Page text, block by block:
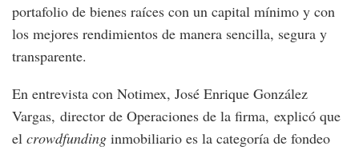
portafolio de bienes raíces con un capital mínimo y con
los mejores rendimientos de manera sencilla, segura y
transparente.
En entrevista con Notimex, José Enrique González
Vargas, director de Operaciones de la firma, explicó que
el crowdfunding inmobiliario es la categoría de fondeo